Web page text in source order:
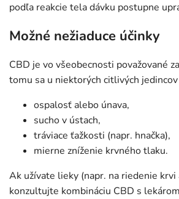
podľa reakcie tela dávku postupne
Možné nežiaduce účinky
CBD je vo všeobecnosti považované
tomu sa u niektorých citlivých
ospalosť alebo únava,
sucho v ústach,
tráviace ťažkosti (napr. hnačka),
mierne zníženie krvného tlaku.
Ak užívate lieky (napr. na riedenie
konzultujte kombináciu CBD s